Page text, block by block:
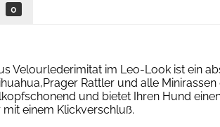
0
Velourlederimitat im Leo-Look ist ein
Rattler und alle Minirassen
und bietet Ihren Hund
einem Klickverschluß.